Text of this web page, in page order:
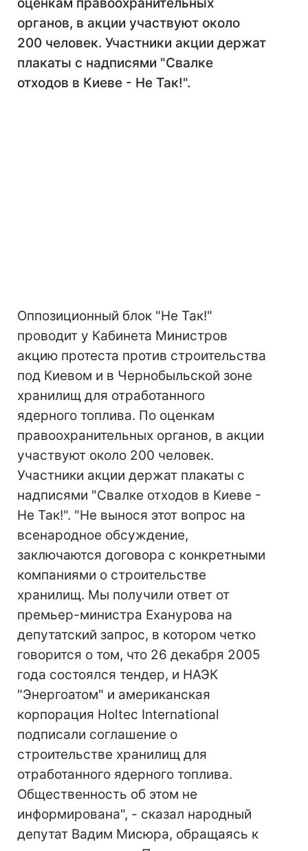
органов, в акции участвуют около
200 человек. Участники акции держат
плакаты с надписями "Свалке
отходов в Киеве - Не Так!".
Оппозиционный блок "Не Так!"
проводит у Кабинета Министров
акцию протеста против строительства
под Киевом и в Чернобыльской зоне
хранилищ для отработанного
ядерного топлива. По оценкам
правоохранительных органов, в акции
участвуют около 200 человек.
Участники акции держат плакаты с
надписями "Свалке отходов в Киеве -
Не Так!". "Не вынося этот вопрос на
всенародное обсуждение,
заключаются договора с конкретными
компаниями о строительстве
хранилищ. Мы получили ответ от
премьер-министра Еханурова на
депутатский запрос, в котором четко
говорится о том, что 26 декабря 2005
года состоялся тендер, и НАЭК
"Энергоатом" и американская
корпорация Holtec International
подписали соглашение о
строительстве хранилищ для
отработанного ядерного топлива.
Общественность об этом не
информирована", - сказал народный
депутат Вадим Мисюра, обращаясь к